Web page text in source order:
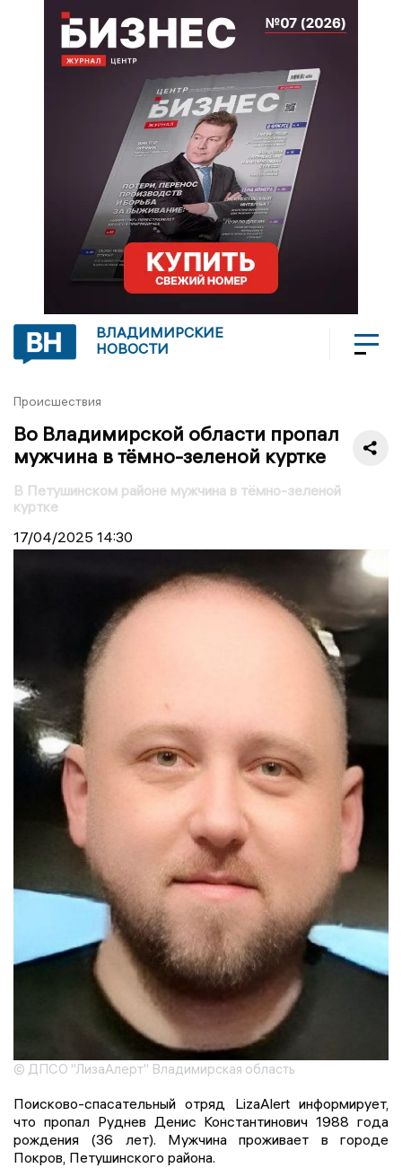
ВЛАДИМИРСКИЕ
НОВОСТИ
Происшествия
Во Владимирской области пропал
мужчина в тёмно-зеленой куртке
В Петушинском районе мужчина в тёмно-зеленой
куртке
17/04/2025 14:30
© ДПСО "ЛизаАлерт" Владимирская область
Поисково-спасательный отряд LizaAlert информирует,
что пропал Руднев Денис Константинович 1988 года
рождения (36 лет). Мужчина проживает в городе
Покров, Петушинского района.